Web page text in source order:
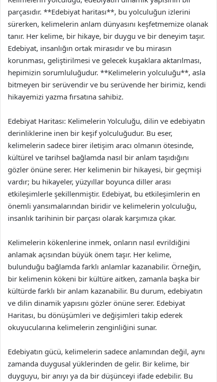
parçasıdır. **Edebiyat haritası**, bu yolculuğun izlerini
sürerken, kelimelerin anlam dünyasını keşfetmemize olanak
tanır. Her kelime, bir hikaye, bir duygu ve bir deneyim taşır.
Edebiyat, insanlığın ortak mirasıdır ve bu mirasın
korunması, geliştirilmesi ve gelecek kuşaklara aktarılması,
hepimizin sorumluluğudur. **Kelimelerin yolculuğu**, asla
bitmeyen bir serüvendir ve bu serüvende her birimiz, kendi
hikayemizi yazma fırsatına sahibiz.
Edebiyat Haritası: Kelimelerin Yolculuğu, dilin ve edebiyatın
derinliklerine inen bir keşif yolculuğudur. Bu eser,
kelimelerin sadece birer iletişim aracı olmanın ötesinde,
kültürel ve tarihsel bağlamda nasıl bir anlam taşıdığını
gözler önüne serer. Her kelimenin bir hikayesi, bir geçmişi
vardır; bu hikayeler, yüzyıllar boyunca diller arası
etkileşimlerle şekillenmiştir. Edebiyat, bu etkileşimlerin en
önemli yansımalarından biridir ve kelimelerin yolculuğu,
insanlık tarihinin bir parçası olarak karşımıza çıkar.
Kelimelerin kökenlerine inmek, onların nasıl evrildiğini
anlamak açısından büyük önem taşır. Her kelime,
bulunduğu bağlamda farklı anlamlar kazanabilir. Örneğin,
bir kelimenin kökeni bir kültüre aitken, zamanla başka bir
kültürde farklı bir anlam kazanabilir. Bu durum, edebiyatın
ve dilin dinamik yapısını gözler önüne serer. Edebiyat
Haritası, bu dönüşümleri ve değişimleri takip ederek
okuyucularına kelimelerin zenginliğini sunar.
Edebiyatın gücü, kelimelerin sadece anlamından değil, aynı
zamanda duygusal yüklerinden de gelir. Bir kelime, bir
duyguyu, bir anıyı ya da bir düşünceyi ifade edebilir. Bu